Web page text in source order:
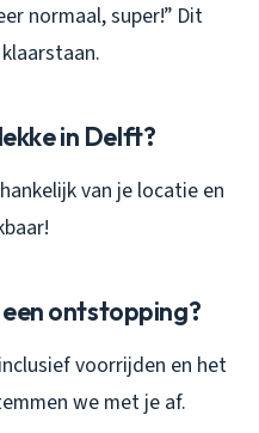
normaal, super!” Dit
in Delft?
van je locatie en
ontstopping?
voorrijden en het
we met je af.